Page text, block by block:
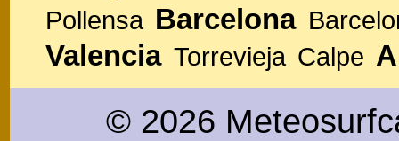
Pollensa Barcelona
Valencia Torrevieja Calpe
© 2026